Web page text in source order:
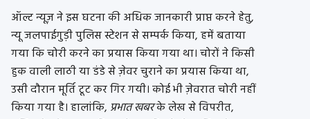
ऑल्ट न्यूज़ ने इस घटना की अधिक जानकारी प्राप्त करने हेतु,
न्यू जलपाईगुड़ी पुलिस स्टेशन से सम्पर्क किया, हमें बताया
गया कि चोरी करने का प्रयास किया गया था। चोरों ने किसी
हुक वाली लाठी या डंडे से ज़ेवर चुराने का प्रयास किया था,
उसी दौरान मूर्ति टूट कर गिर गयी। कोई भी ज़ेवरात चोरी नहीं
किया गया है। हालांकि, प्रभात खबरके लेख से विपरीत,